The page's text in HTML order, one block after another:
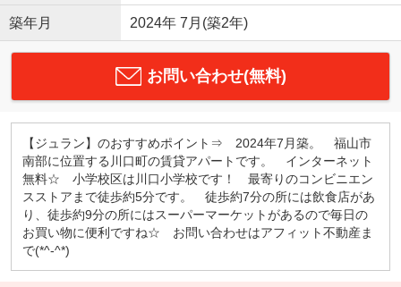
築年月 2024年 7月(築2年)
お問い合わせ(無料)
【ジュラン】のおすすめポイント⇒ 2024年7月築。 福山市
南部に位置する川口町の賃貸アパートです。 インターネット
無料☆ 小学校区は川口小学校です！ 最寄りのコンビニエン
スストアまで徒歩約5分です。 徒歩約7分の所には飲食店があ
り、徒歩約9分の所にはスーパーマーケットがあるので毎日の
お買い物に便利ですね☆ お問い合わせはアフィット不動産ま
で(*^-^*)